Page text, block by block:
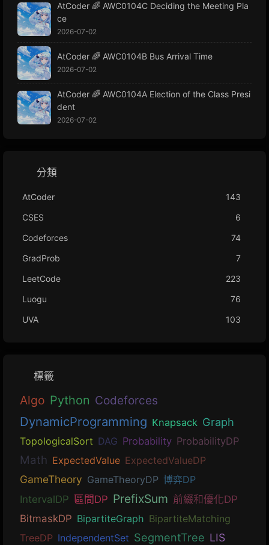
AtCoder 🌈 AWC0104C Deciding the Meeting Pla
ce
2026-07-02
AtCoder 🌈 AWC0104B Bus Arrival Time
2026-07-02
AtCoder 🌈 AWC0104A Election of the Class Presi
dent
2026-07-02
分類
AtCoder
143
CSES
6
Codeforces
74
GradProb
7
LeetCode
223
Luogu
76
UVA
103
標籤
Algo Python Codeforces
DynamicProgramming Knapsack Graph
TopologicalSort DAG Probability ProbabilityDP
Math ExpectedValue ExpectedValueDP
GameTheory GameTheoryDP 博弈DP
IntervalDP 區間DP PrefixSum 前綴和優化DP
BitmaskDP BipartiteGraph BipartiteMatching
TreeDP IndependentSet SegmentTree LIS